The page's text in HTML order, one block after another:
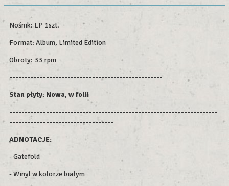
Nośnik: LP 1szt.
Format: Album, Limited Edition
Obroty: 33 rpm
--------------------------------------------------
Stan płyty: Nowa, w folii
--------------------------------------------------------------------
----------------------------------
ADNOTACJE:
- Gatefold
- Winyl w kolorze białym